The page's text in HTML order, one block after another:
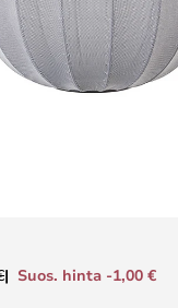
Suos. hinta -1,00 €